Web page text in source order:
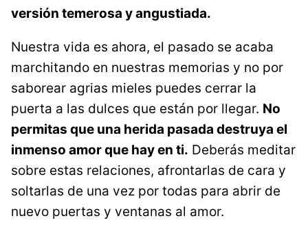
versión temerosa y angustiada.
Nuestra vida es ahora, el pasado se acaba
marchitando en nuestras memorias y no por
saborear agrias mieles puedes cerrar la
puerta a las dulces que están por llegar. No
permitas que una herida pasada destruya el
inmenso amor que hay en ti. Deberás meditar
sobre estas relaciones, afrontarlas de cara y
soltarlas de una vez por todas para abrir de
nuevo puertas y ventanas al amor.